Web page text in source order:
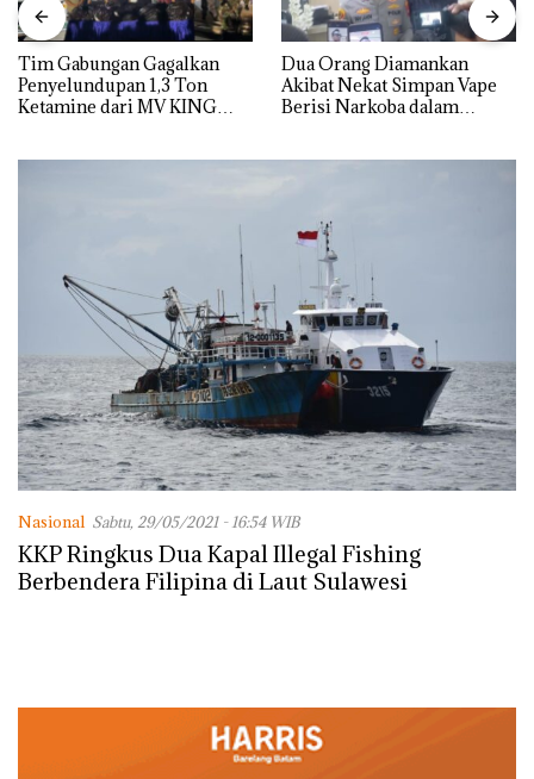
Tim Gabungan Gagalkan
Penyelundupan 1,3 Ton
Ketamine dari MV KING
Dua Orang Diamankan
Akibat Nekat Simpan Vape
Berisi Narkoba dalam
Nasional Sabtu, 29/05/2021 - 16:54 WIB
KKP Ringkus Dua Kapal Illegal Fishing
Berbendera Filipina di Laut Sulawesi